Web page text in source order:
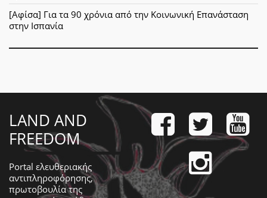
[Αφίσα] Για τα 90 χρόνια από την Κοινωνική Επανάσταση
στην Ισπανία
LAND AND
FREEDOM
Portal ελευθεριακής
αντιπληροφόρησης,
πρωτοβουλία της